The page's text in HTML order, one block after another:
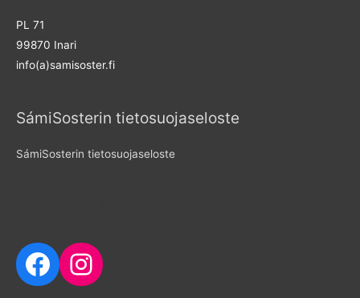
PL 71
99870 Inari
info(a)samisoster.fi
SámiSosterin tietosuojaseloste
SámiSosterin tietosuojaseloste
Facebook
Instagram